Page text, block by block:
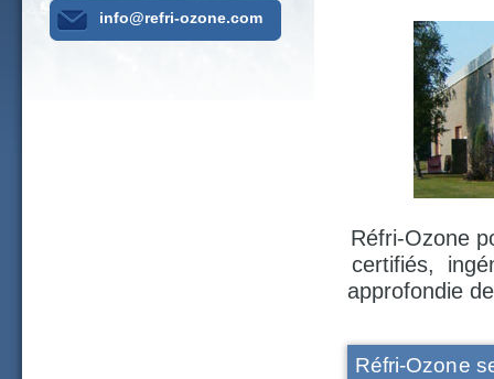
info@refri-ozone.com
Réfri-Ozone
certifiés,
approfondie
Réfri-Ozone